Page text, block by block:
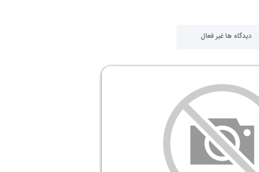
دیدگاه ها غیر فعال